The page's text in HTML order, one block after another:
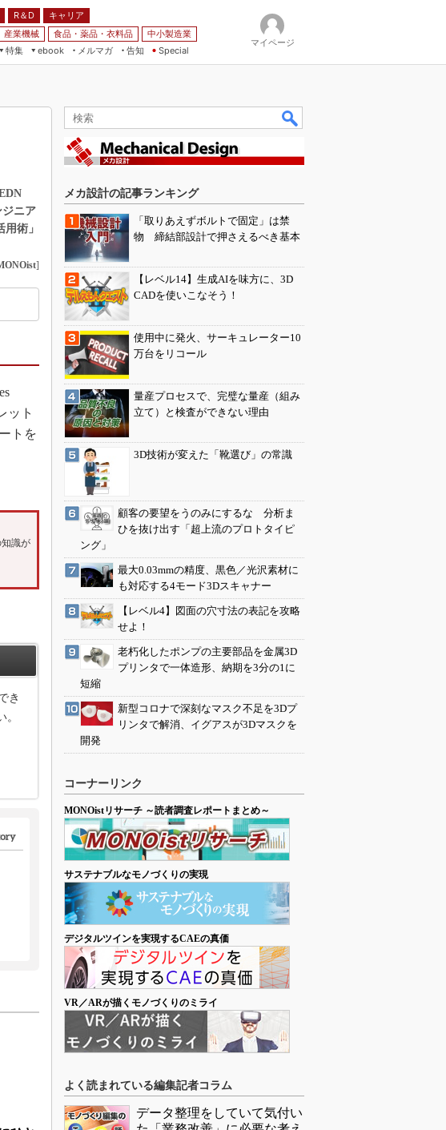
R＆D
キャリア
産業機械 食品・薬品・衣料品
中小製造業
特集
ebook
メルマガ
告知 Special
マイページ
ジニア
術」
]
ット
トを
識が
き
メカ設計の記事ランキング
「取りあえずボルトで固定」は禁
物 締結部設計で押さえるべき基本
【レベル14】生成AIを味方に、3D
CADを使いこなそう！
使用中に発火、サーキュレーター10
万台をリコール
量産プロセスで、完璧な量産（組み
立て）と検査ができない理由
3D技術が変えた「靴選び」の常識
顧客の要望をうのみにするな 分析ま
ひを抜け出す「超上流のプロトタイピ
ング」
最大0.03mmの精度、黒色／光沢素材に
も対応する4モード3Dスキャナー
【レベル4】図面の穴寸法の表記を攻略
せよ！
老朽化したポンプの主要部品を金属3D
プリンタで一体造形、納期を3分の1に
短縮
新型コロナで深刻なマスク不足を3Dプ
リンタで解消、イグアスが3Dマスクを
開発
コーナーリンク
MONOistリサーチ ～読者調査レポートまとめ～
サステナブルなモノづくりの実現
デジタルツインを実現するCAEの真価
VR／ARが描くモノづくりのミライ
よく読まれている編集記者コラム
データ整理をしていて気付い